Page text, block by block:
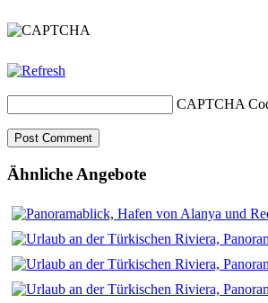
CAPTCHA
Ähnliche Angebote